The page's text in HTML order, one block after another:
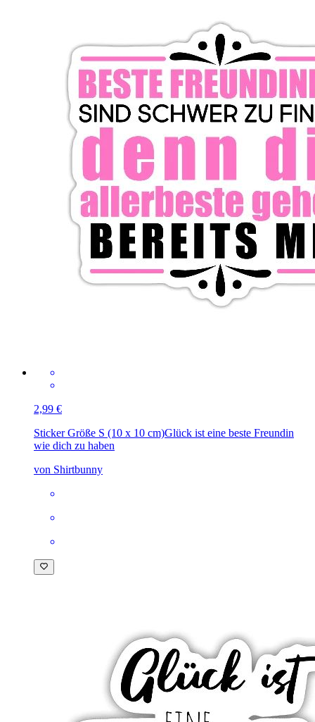
2,99 €
Sticker Größe S (10 x 10 cm)Glück ist eine beste Freundin
wie dich zu haben
von Shirtbunny